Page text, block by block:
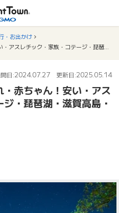
・お出かけ
日:2024.07.27 更新日:2025.05.14
赤ちゃん！安い・アス
・琵琶湖・滋賀高島・